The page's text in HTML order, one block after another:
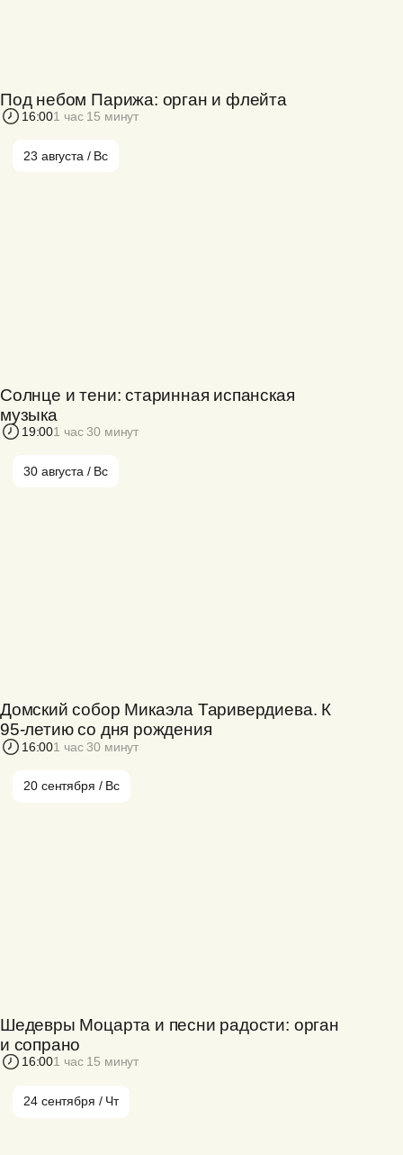
Под небом Парижа: орган и флейта
16:001 час 15 минут
23 августа / Вс
Солнце и тени: старинная испанская
музыка
19:001 час 30 минут
30 августа / Вс
Домский собор Микаэла Таривердиева. К
95-летию со дня рождения
16:001 час 30 минут
20 сентября / Вс
Шедевры Моцарта и песни радости: орган
и сопрано
16:001 час 15 минут
24 сентября / Чт